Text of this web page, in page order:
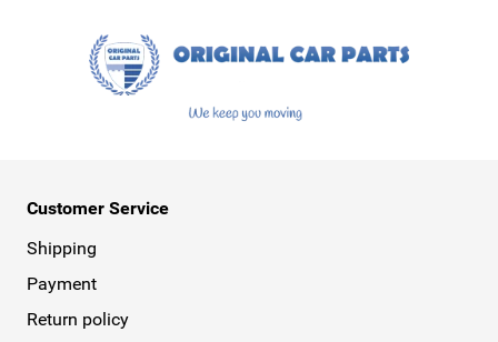
Customer Service
Shipping
Payment
Return policy